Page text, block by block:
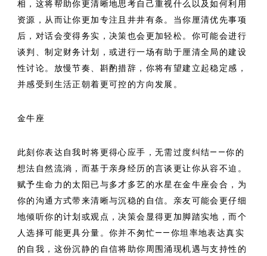
相，这将帮助你更清晰地思考自己重视什么以及如何利用
资源，从而让你更加专注且井井有条。当你厘清优先事项
后，对话会变得务实，决策也会更加轻松。你可能会进行
谈判、制定财务计划，或进行一场有助于厘清全局的建设
性讨论。放慢节奏、斟酌措辞，你将有望建立起稳定感，
并感受到生活正朝着更可控的方向发展。
金牛座
此刻你表达自我时将更得心应手，无需过度纠结——你的
想法自然流淌，而基于亲身经历的言谈更让你从容不迫。
赋予生命力的太阳已与多才多艺的水星在金牛座会合，为
你的沟通方式带来清晰与沉稳的自信。亲友可能会更仔细
地倾听你的计划或观点，决策会显得更加脚踏实地，而个
人选择可能更具分量。你并不匆忙——你坦率地表达真实
的自我，这份沉静的自信将助你周围涌现机遇与支持性的